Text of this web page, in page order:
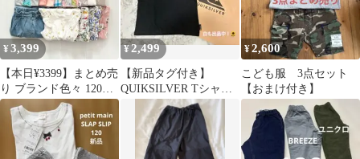
¥3,399
【本日¥3399】まとめ売
り ブランド色々 120
130 女の子セット 15着
¥2,499
【新品タグ付き】
QUIKSILVER Tシャツ
キッズ 120
¥2,600
こども服 3点セット
【おまけ付き】